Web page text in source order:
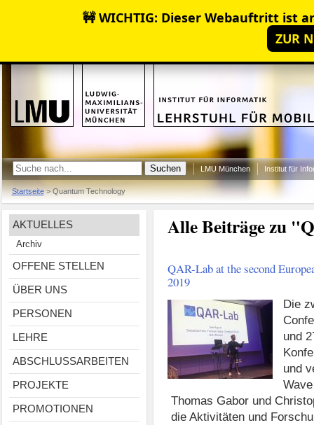
🚧 WICHTIG: Dieser Webauftritt ist
ZUR
LMU München Institut für
Startseite>Quantum Technology
AKTUELLES
Archiv
OFFENE STELLEN
ÜBER UNS
PERSONEN
LEHRE
ABSCHLUSSARBEITEN
PROJEKTE
PROMOTIONEN
Alle Beiträge zu
QAR-Lab at the second
2019
Die
und
und
Thomas Gabor und
die Aktivitäten und